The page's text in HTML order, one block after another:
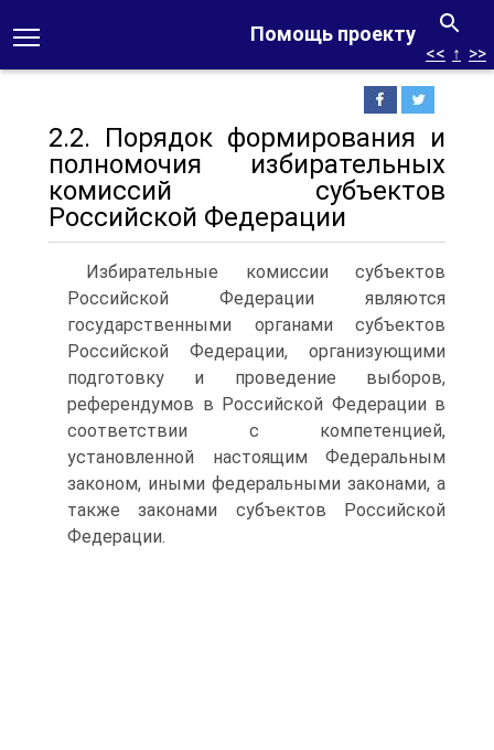
Помощь проекту
<< ↑ >>
2.2. Порядок формирования и
полномочия избирательных
комиссий субъектов
Российской Федерации
Избирательные комиссии субъектов
Российской Федерации являются
государственными органами субъектов
Российской Федерации, организующими
подготовку и проведение выборов,
референдумов в Российской Федерации в
соответствии с компетенцией,
установленной настоящим Федеральным
законом, иными федеральными законами, а
также законами субъектов Российской
Федерации.